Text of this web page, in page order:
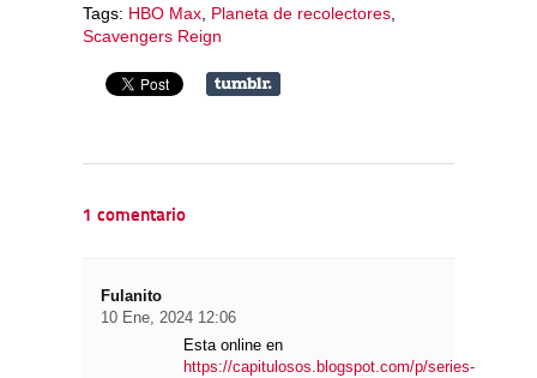
Tags: HBO Max, Planeta de recolectores,
Scavengers Reign
1 comentario
Fulanito
10 Ene, 2024 12:06
Esta online en
https://capitulosos.blogspot.com/p/series-